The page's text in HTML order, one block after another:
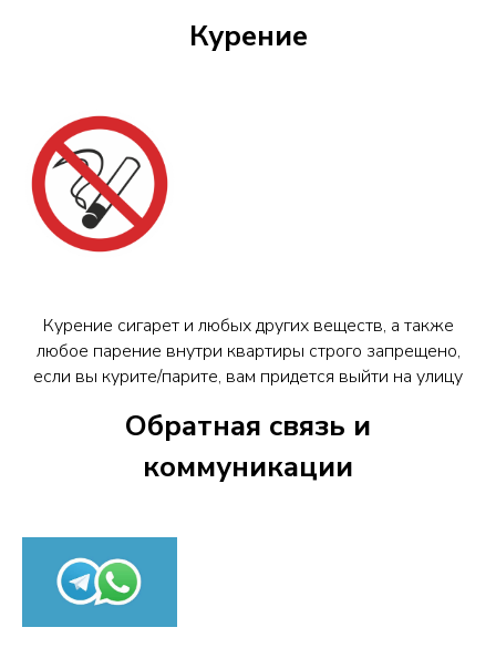
Курение
Курение сигарет и любых других веществ, а также
любое парение внутри квартиры строго запрещено,
если вы курите/парите, вам придется выйти на улицу
Обратная связь и
коммуникации